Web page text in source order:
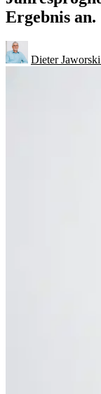
Ergebnis an.
Dieter Jaworski